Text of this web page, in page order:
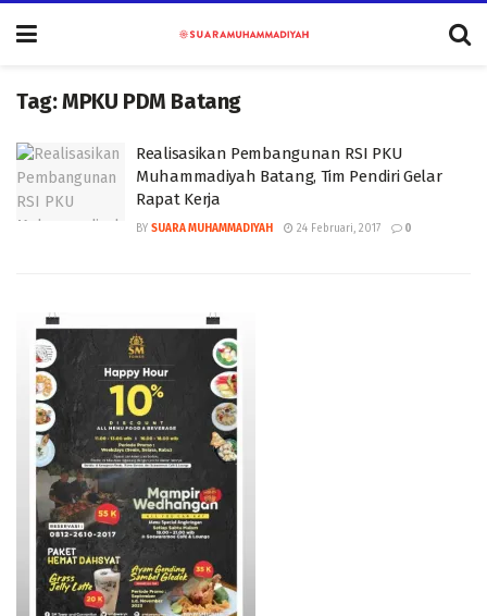
Tag:MPKU PDM Batang
Realisasikan Pembangunan RSI PKU
Muhammadiyah Batang, Tim Pendiri Gelar
Rapat Kerja
BY SUARA MUHAMMADIYAH 24 Februari, 2017 0